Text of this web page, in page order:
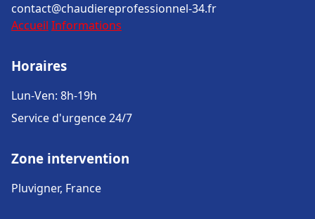
contact@chaudiereprofessionnel-34.fr
Accueil Informations
Horaires
Lun-Ven: 8h-19h
Service d'urgence 24/7
Zone intervention
Pluvigner, France